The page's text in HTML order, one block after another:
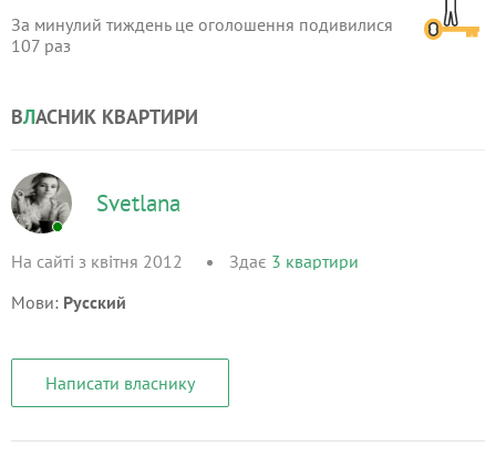
За минулий тиждень це оголошення подивилися
107 раз
ВЛАСНИК КВАРТИРИ
Svetlana
На сайті з квітня 2012 Здає 3 квартири
Мови: Русский
Написати власнику